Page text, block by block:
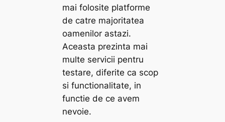
mai folosite platforme
de catre majoritatea
oamenilor astazi.
Aceasta prezinta mai
multe servicii pentru
testare, diferite ca scop
si functionalitate, in
functie de ce avem
nevoie.